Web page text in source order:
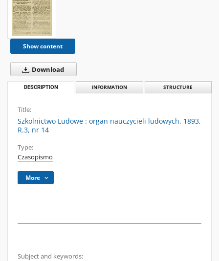
Show content
Download
DESCRIPTION INFORMATION STRUCTURE
Title:
Szkolnictwo Ludowe : organ nauczycieli ludowych. 1893,
R.3, nr 14
Type:
Czasopismo
More
Subject and keywords: